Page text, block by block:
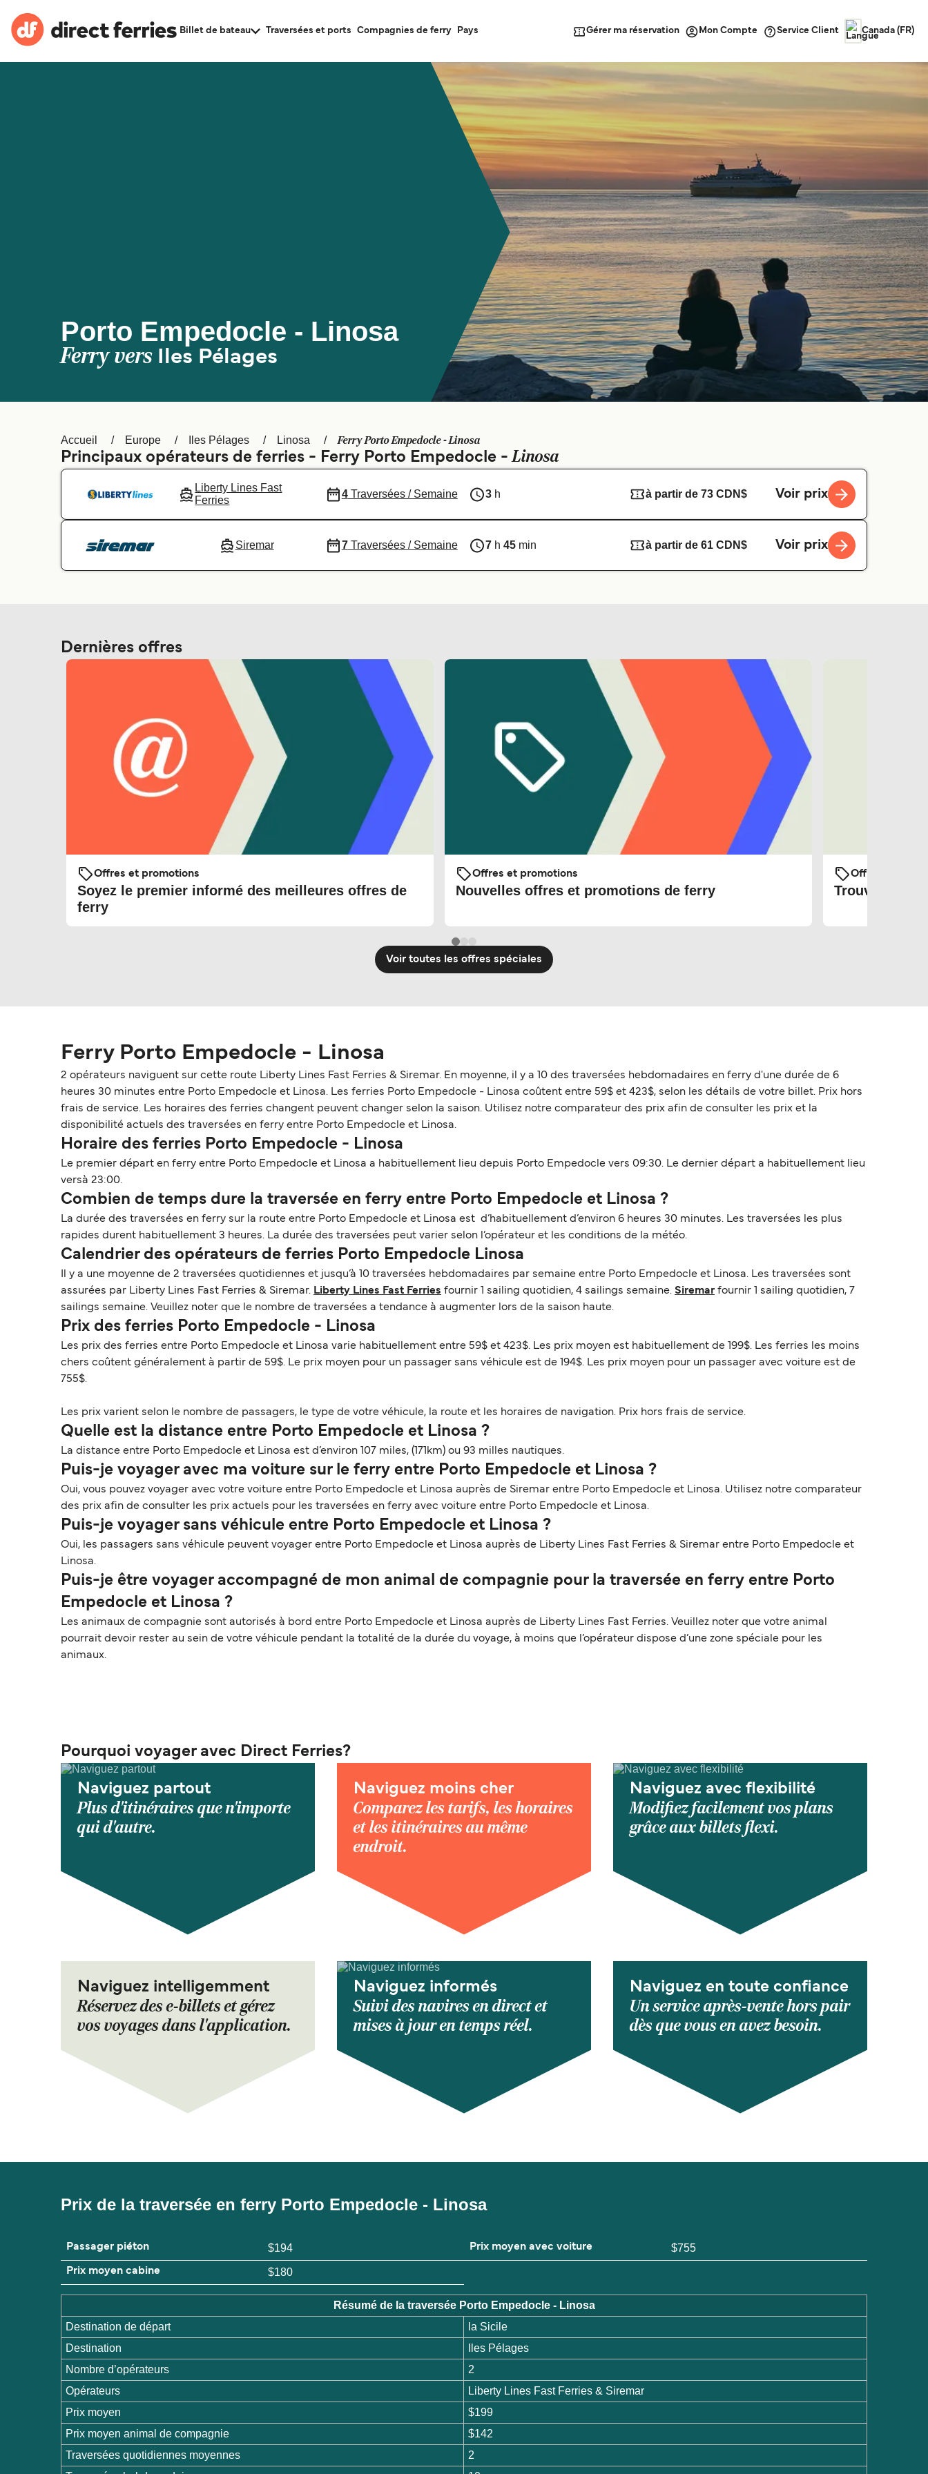
Billet de bateau Traversées et ports Compagnies de ferry Pays Gérer ma réservation Mon Compte Service Client Canada (FR)
Porto Empedocle - Linosa
Ferry vers Iles Pélages
Accueil Europe Iles Pélages Linosa Ferry Porto Empedocle - Linosa
Principaux opérateurs de ferries - Ferry Porto Empedocle -Linosa
Liberty Lines Fast
Ferries
4Traversées / Semaine 3h à partir de 73 CDN$ Voir prix
Siremar 7Traversées / Semaine 7h 45min à partir de 61 CDN$ Voir prix
Dernières offres
Offres et promotions
Soyez le premier informé des meilleures offres de
ferry
Offres et promotions
Nouvelles offres et promotions de ferry
Offres et
Trouvez les
Voir toutes les offres spéciales
Ferry Porto Empedocle - Linosa
2 opérateurs naviguent sur cette route Liberty Lines Fast Ferries & Siremar. En moyenne, il y a 10 des traversées hebdomadaires en ferry d'une durée de 6
heures 30 minutes entre Porto Empedocle et Linosa. Les ferries Porto Empedocle - Linosa coûtent entre 59$ et 423$, selon les détails de votre billet. Prix hors
frais de service. Les horaires des ferries changent peuvent changer selon la saison. Utilisez notre comparateur des prix afin de consulter les prix et la
disponibilité actuels des traversées en ferry entre Porto Empedocle et Linosa.
Horaire des ferries Porto Empedocle - Linosa
Le premier départ en ferry entre Porto Empedocle et Linosa a habituellement lieu depuis Porto Empedocle vers 09:30. Le dernier départ a habituellement lieu
versà 23:00.
Combien de temps dure la traversée en ferry entre Porto Empedocle et Linosa ?
La durée des traversées en ferry sur la route entre Porto Empedocle et Linosa est d’habituellement d’environ 6 heures 30 minutes. Les traversées les plus
rapides durent habituellement 3 heures. La durée des traversées peut varier selon l’opérateur et les conditions de la météo.
Calendrier des opérateurs de ferries Porto Empedocle Linosa
Il y a une moyenne de 2 traversées quotidiennes et jusqu’à 10 traversées hebdomadaires par semaine entre Porto Empedocle et Linosa. Les traversées sont
assurées par Liberty Lines Fast Ferries & Siremar. Liberty Lines Fast Ferries fournir 1 sailing quotidien, 4 sailings semaine. Siremar fournir 1 sailing quotidien, 7
sailings semaine. Veuillez noter que le nombre de traversées a tendance à augmenter lors de la saison haute.
Prix des ferries Porto Empedocle - Linosa
Les prix des ferries entre Porto Empedocle et Linosa varie habituellement entre 59$ et 423$. Les prix moyen est habituellement de 199$. Les ferries les moins
chers coûtent généralement à partir de 59$. Le prix moyen pour un passager sans véhicule est de 194$. Les prix moyen pour un passager avec voiture est de
755$.
Les prix varient selon le nombre de passagers, le type de votre véhicule, la route et les horaires de navigation. Prix hors frais de service.
Quelle est la distance entre Porto Empedocle et Linosa ?
La distance entre Porto Empedocle et Linosa est d’environ 107 miles, (171km) ou 93 milles nautiques.
Puis-je voyager avec ma voiture sur le ferry entre Porto Empedocle et Linosa ?
Oui, vous pouvez voyager avec votre voiture entre Porto Empedocle et Linosa auprès de Siremar entre Porto Empedocle et Linosa. Utilisez notre comparateur
des prix afin de consulter les prix actuels pour les traversées en ferry avec voiture entre Porto Empedocle et Linosa.
Puis-je voyager sans véhicule entre Porto Empedocle et Linosa ?
Oui, les passagers sans véhicule peuvent voyager entre Porto Empedocle et Linosa auprès de Liberty Lines Fast Ferries & Siremar entre Porto Empedocle et
Linosa.
Puis-je être voyager accompagné de mon animal de compagnie pour la traversée en ferry entre Porto
Empedocle et Linosa ?
Les animaux de compagnie sont autorisés à bord entre Porto Empedocle et Linosa auprès de Liberty Lines Fast Ferries. Veuillez noter que votre animal
pourrait devoir rester au sein de votre véhicule pendant la totalité de la durée du voyage, à moins que l’opérateur dispose d’une zone spéciale pour les
animaux.
Pourquoi voyager avec Direct Ferries?
Naviguez partout
Plus d'itinéraires que n'importe
qui d'autre.
Naviguez moins cher
Comparez les tarifs, les horaires
et les itinéraires au même
endroit.
Naviguez avec flexibilité
Modifiez facilement vos plans
grâce aux billets flexi.
Naviguez intelligemment
Réservez des e-billets et gérez
vos voyages dans l'application.
Naviguez informés
Suivi des navires en direct et
mises à jour en temps réel.
Naviguez en toute confiance
Un service après-vente hors pair
dès que vous en avez besoin.
Prix de la traversée en ferry Porto Empedocle - Linosa
Passager piéton $194 Prix moyen avec voiture $755
Prix moyen cabine $180
Résumé de la traversée Porto Empedocle - Linosa
Destination de départ
la Sicile
Destination
Iles Pélages
Nombre d’opérateurs
2
Opérateurs
Liberty Lines Fast Ferries & Siremar
Prix moyen
$199
Prix moyen animal de compagnie
$142
Traversées quotidiennes moyennes
2